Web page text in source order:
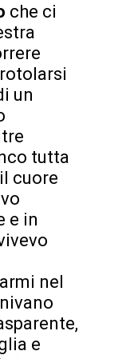
che ci
un
tutta
cuore
e in
nel
e